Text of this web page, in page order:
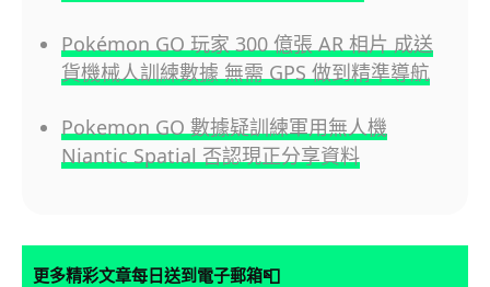
Pokémon GO 玩家 300 億張 AR 相片 成送
貨機械人訓練數據 無需 GPS 做到精準導航
Pokemon GO 數據疑訓練軍用無人機
Niantic Spatial 否認現正分享資料
更多精彩文章每日送到電子郵箱📮